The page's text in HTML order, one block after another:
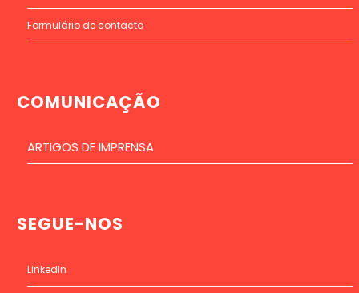
Formulário de contacto
COMUNICAÇÃO
ARTIGOS DE IMPRENSA
SEGUE-NOS
LinkedIn